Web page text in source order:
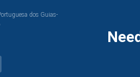
dos Guias-